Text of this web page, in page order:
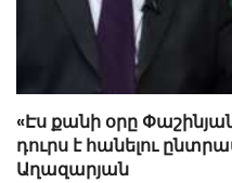
«Էս քանի օրը
դուրս է հանելու
Աղազարյան